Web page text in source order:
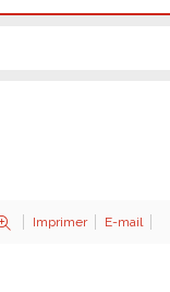
Imprimer E-mail